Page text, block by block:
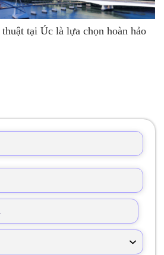
tại Úc là lựa chọn hoàn hảo